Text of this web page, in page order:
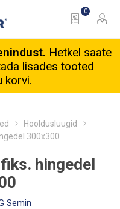
0
Hetkel saate
lisades tooted
korvi.
Hooldusluugid
300x300
hingedel
Semin